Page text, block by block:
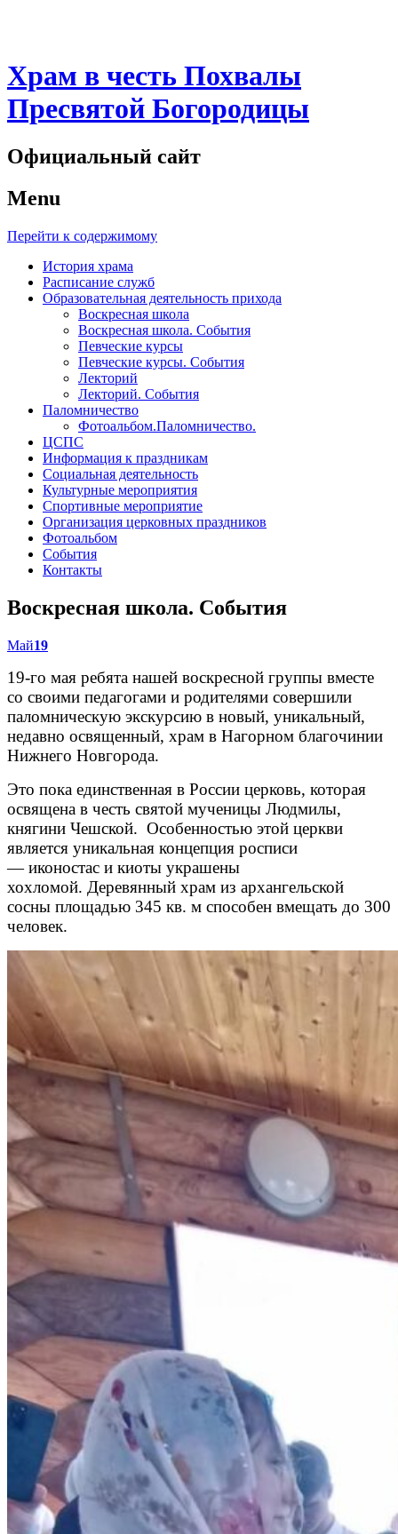
Храм в честь Похвалы
Пресвятой Богородицы
Официальный сайт
Menu
Перейти к содержимому
История храма
Расписание служб
Образовательная деятельность прихода
Воскресная школа
Воскресная школа. События
Певческие курсы
Певческие курсы. События
Лекторий
Лекторий. События
Паломничество
Фотоальбом.Паломничество.
ЦСПС
Информация к праздникам
Социальная деятельность
Культурные мероприятия
Спортивные мероприятие
Организация церковных праздников
Фотоальбом
События
Контакты
Воскресная школа. События
Май19
19-го мая ребята нашей воскресной группы вместе
со своими педагогами и родителями совершили
паломническую экскурсию в новый, уникальный,
недавно освященный, храм в Нагорном благочинии
Нижнего Новгорода.
Это пока единственная в России церковь, которая
освящена в честь святой мученицы Людмилы,
княгини Чешской. Особенностью этой церкви
является уникальная концепция росписи
— иконостас и киоты украшены
хохломой. Деревянный храм из архангельской
сосны площадью 345 кв. м способен вмещать до 300
человек.